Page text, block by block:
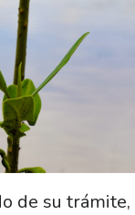
de su